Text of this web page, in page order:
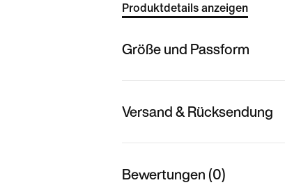
Produktdetails anzeigen
Größe und Passform
Versand & Rücksendung
Bewertungen (0)